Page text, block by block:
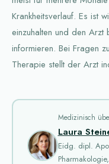
Krankheitsverlauf. Es ist
einzuhalten und den Arzt
informieren. Bei Fragen
Therapie stellt der Arzt
Medizinisch
Laura
Eidg. dipl.